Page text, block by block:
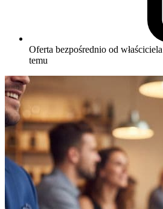
Oferta bezpośrednio od właściciela
temu